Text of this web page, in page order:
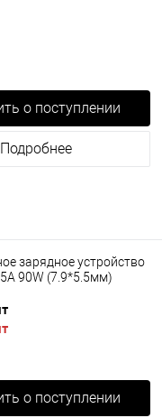
о поступлении
Подробнее
зарядное устройство
90W (7.9*5.5мм)
о поступлении